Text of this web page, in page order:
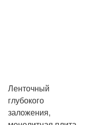
Ленточный
глубокого
заложения,